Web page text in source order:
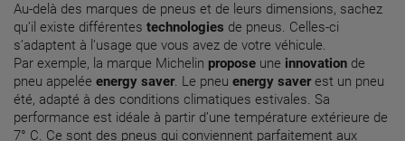
Au-delà des marques de pneus et de leurs dimensions, sachez
qu’il existe différentes technologies de pneus. Celles-ci
s’adaptent à l’usage que vous avez de votre véhicule.
Par exemple, la marque Michelin propose une innovation de
pneu appelée energy saver. Le pneu energy saverest un pneu
été, adapté à des conditions climatiques estivales. Sa
performance est idéale à partir d’une température extérieure de
7° C. Ce sont des pneus qui conviennent parfaitement aux